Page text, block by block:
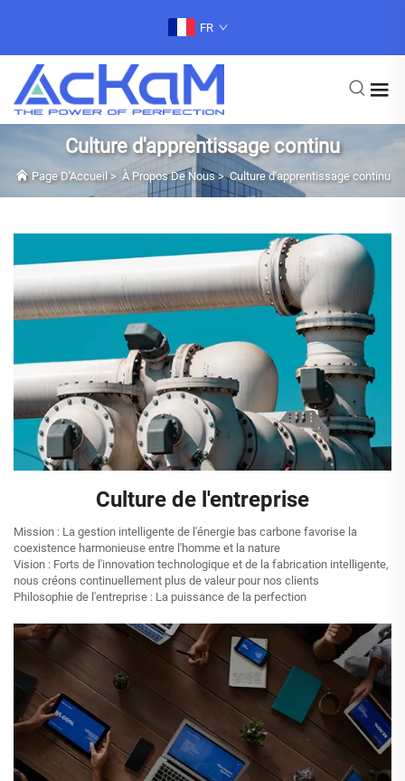
FR
Culture d'apprentissage continu
Page D'Accueil> À Propos De Nous>Culture d'apprentissage continu
Culture de l'entreprise
Mission : La gestion intelligente de l'énergie bas carbone favorise la
coexistence harmonieuse entre l'homme et la nature
Vision : Forts de l'innovation technologique et de la fabrication intelligente,
nous créons continuellement plus de valeur pour nos clients
Philosophie de l'entreprise : La puissance de la perfection